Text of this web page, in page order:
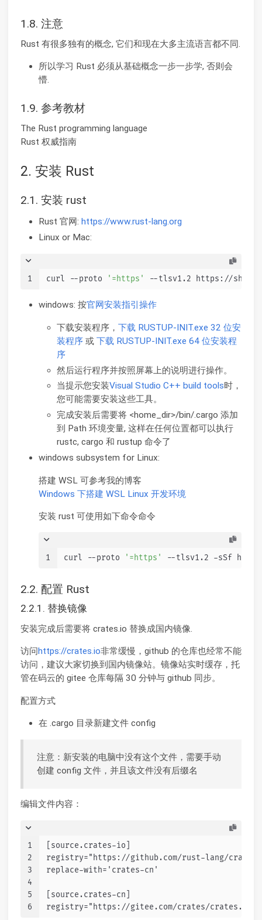
1.8. 注意
Rust 有很多独有的概念, 它们和现在大多主流语言都不同.
所以学习 Rust 必须从基础概念一步一步学, 否则会
懵.
1.9. 参考教材
The Rust programming language
Rust 权威指南
2. 安装 Rust
2.1. 安装 rust
Rust 官网: https://www.rust-lang.org
Linux or Mac:
1 curl --proto '=https' --tlsv1.2 https://
windows: 按官网安装指引操作
下载安装程序， 下载 RUSTUP-INIT.exe 32 位安
装程序或 下载 RUSTUP-INIT.exe 64 位安装程
序
然后运行程序并按照屏幕上的说明进行操作。
当提示您安装Visual Studio C++ build tools时，
您可能需要安装这些工具。
完成安装后需要将 <home_dir>/bin/.cargo 添加
到 Path 环境变量, 这样在任何位置都可以执行
rustc, cargo 和 rustup 命令了
windows subsystem for Linux:
搭建 WSL 可参考我的博客
Windows 下搭建 WSL Linux 开发环境
安装 rust 可使用如下命令命令
1 curl --proto '=https' --tlsv1.2 -sSf
2.2. 配置 Rust
2.2.1. 替换镜像
安装完成后需要将 crates.io 替换成国内镜像.
访问 https://crates.io非常缓慢，github 的仓库也经常不能
访问，建议大家切换到国内镜像站。镜像站实时缓存，托
管在码云的 gitee 仓库每隔 30 分钟与 github 同步。
配置方式
在 .cargo 目录新建文件 config
注意：新安装的电脑中没有这个文件，需要手动
创建 config 文件，并且该文件没有后缀名
编辑文件内容：
1
2
3
4
5
6
[source.crates-io]
registry="https://github.com/rust-lang/crates.io-
replace-with='crates-cn'
[source.crates-cn]
registry="https://gitee.com/crates/crates.io-